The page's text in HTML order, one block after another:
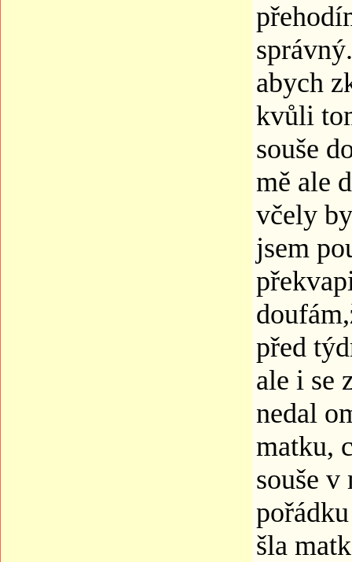
abych
kvůli
souše
mě ale
včely
jsem
před
ale i se
nedal
matku,
souše
šla